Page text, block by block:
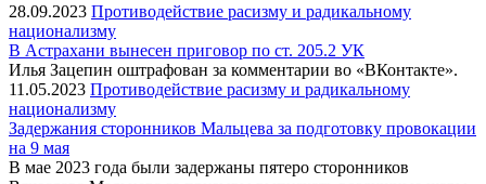
28.09.2023 Противодействие расизму и радикальному
национализму
В Астрахани вынесен приговор по ст. 205.2 УК
Илья Зацепин оштрафован за комментарии во «ВКонтакте».
11.05.2023 Противодействие расизму и радикальному
национализму
Задержания сторонников Мальцева за подготовку провокации
на 9 мая
В мае 2023 года были задержаны пятеро сторонников